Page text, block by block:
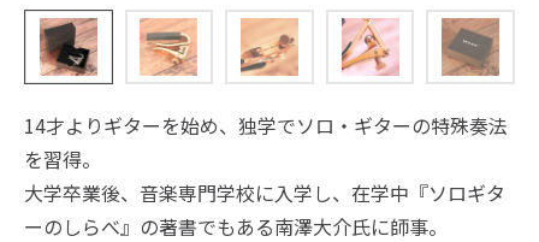
14才よりギターを始め、独学でソロ・ギターの特殊奏法
を習得。
大学卒業後、音楽専門学校に入学し、在学中『ソロギタ
ーのしらべ』の著書でもある南澤大介氏に師事。